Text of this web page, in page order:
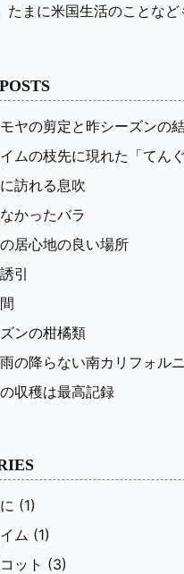
たまに米国生活のことなど
ヤの剪定と昨シーズンの
ムの枝先に現れた「てんぐ
訪れる息吹
かったバラ
居心地の良い場所
引
ンの柑橘類
の降らない南カリフォル
収穫は最高記録
(1)
ム (1)
ット (3)